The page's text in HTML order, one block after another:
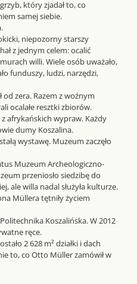
który zjadał to, co
samej siebie.
niepozorny starszy
z jednym celem: ocalić
willi. Wiele osób uważało,
funduszy, ludzi, narzędzi,
od zera. Razem z woźnym
ocalałe resztki zbiorów.
afrykańskich wypraw. Każdy
dumy Koszalina.
wystawę. Muzeum zaczęło
Muzeum Archeologiczno-
przeniosło siedzibę do
ale willa nadal służyła kulturze.
Müllera tętniły życiem
Koszalińska. W 2012
ręce.
2 628 m² działki i dach
to, co Otto Müller zamówił w